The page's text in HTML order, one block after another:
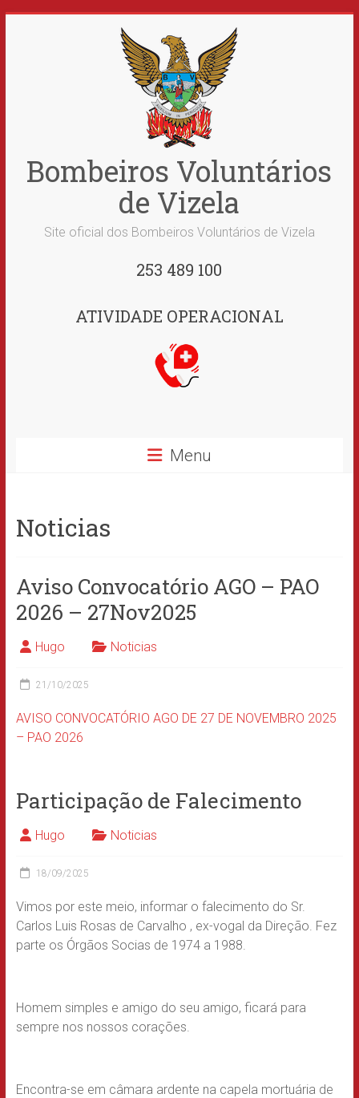
Bombeiros Voluntários
de Vizela
Site oficial dos Bombeiros Voluntários de Vizela
253 489 100
ATIVIDADE OPERACIONAL
Menu
Noticias
Aviso Convocatório AGO – PAO
2026 – 27Nov2025
Hugo Noticias
21/10/2025
AVISO CONVOCATÓRIO AGO DE 27 DE NOVEMBRO 2025
– PAO 2026
Participação de Falecimento
Hugo Noticias
18/09/2025
Vimos por este meio, informar o falecimento do Sr.
Carlos Luis Rosas de Carvalho , ex-vogal da Direção. Fez
parte os Órgãos Socias de 1974 a 1988.
Homem simples e amigo do seu amigo, ficará para
sempre nos nossos corações.
Encontra-se em câmara ardente na capela mortuária de